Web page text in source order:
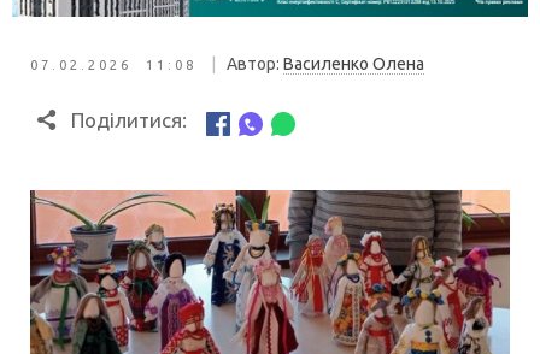
07.02.2026 11:08 Автор: Василенко Олена
Поділитися: